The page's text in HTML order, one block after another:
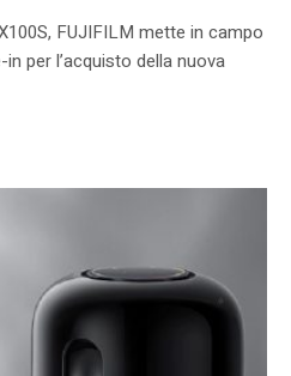
FUJIFILM mette in campo
per l’acquisto della nuova